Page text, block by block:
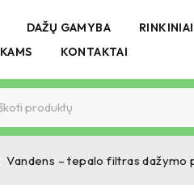
DAŽŲ GAMYBA RINKINIAI
KONTAKTAI
Vandens – tepalo filtras dažymo